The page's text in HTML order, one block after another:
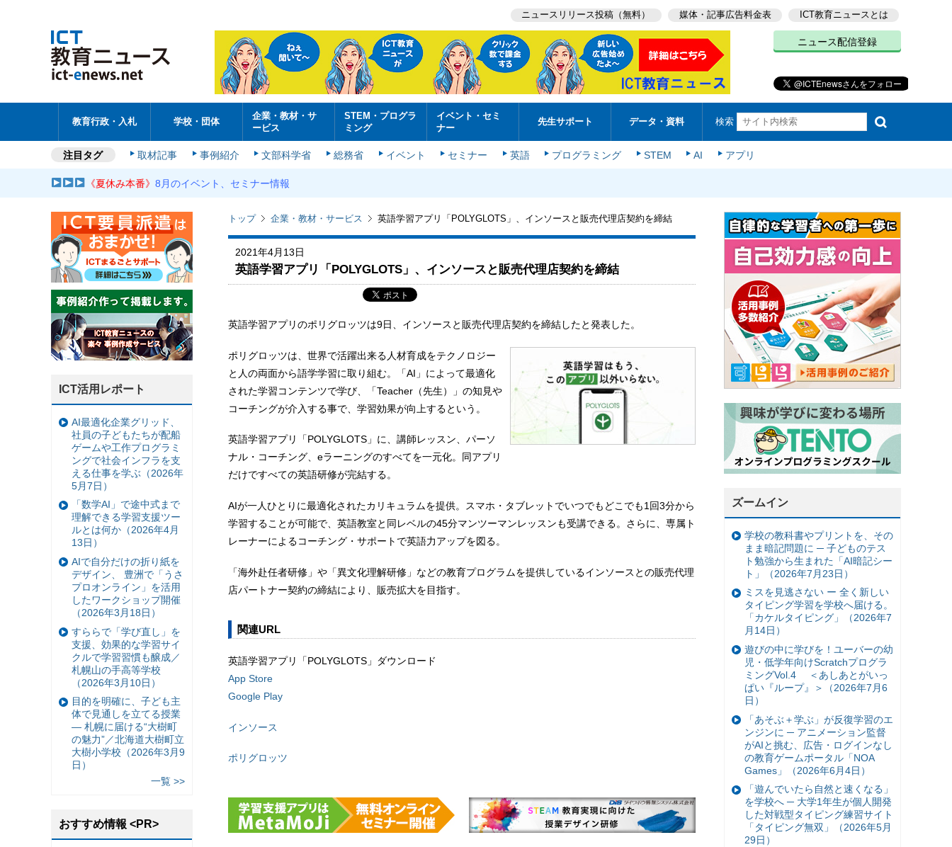
ニュースリリース投稿（無料） 媒体・記事広告料金表 ICT教育ニュースとは
ニュース配信登録
教育行政・入札 学校・団体
企業・教材・サ
ービス
STEM・プログラ
ミング
イベント・セミ
ナー
先生サポート データ・資料 検索
注目タグ 取材記事 事例紹介 文部科学省 総務省 イベント セミナー 英語 プログラミング STEM AI アプリ
《夏休み本番》8月のイベント、セミナー情報
トップ 企業・教材・サービス 英語学習アプリ「POLYGLOTS」、インソースと販売代理店契約を締結
2021年4月13日
英語学習アプリ「POLYGLOTS」、インソースと販売代理店契約を締結
英語学習アプリのポリグロッツは9日、インソースと販売代理店契約を締結したと発表した。
ポリグロッツは、世界で活躍出来る人材育成をテクノロジー
と人の両面から語学学習に取り組む。「AI」によって最適化
された学習コンテンツで学び、「Teacher（先生）」の知見や
コーチングが介入する事で、学習効果が向上するという。
英語学習アプリ「POLYGLOTS」に、講師レッスン、パーソ
ナル・コーチング、eラーニングのすべてを一元化。同アプリ
だけですべての英語研修が完結する。
AIが一人ひとりに最適化されたカリキュラムを提供。スマホ・タブレットでいつでもどこでも1回3分から
学習することが可能で、英語教室と同レベルの45分マンツーマンレッスンも受講できる。さらに、専属ト
レーナーによるコーチング・サポートで英語力アップを図る。
「海外赴任者研修」や「異文化理解研修」などの教育プログラムを提供しているインソースとの販売代理
店パートナー契約の締結により、販売拡大を目指す。
関連URL
英語学習アプリ「POLYGLOTS」ダウンロード
App Store
Google Play
インソース
ポリグロッツ
ズームイン
学校の教科書やプリントを、その
まま暗記問題に ─ 子どものテス
ト勉強から生まれた「AI暗記シー
ト」（2026年7月23日）
ミスを見逃さない ー 全く新しい
タイピング学習を学校へ届ける。
「カケルタイピング」（2026年7
月14日）
遊びの中に学びを！ユーバーの幼
児・低学年向けScratchプログラ
ミングVol.4 ＜あしあとがいっ
ぱい『ループ』＞（2026年7月6
日）
「あそぶ＋学ぶ」が反復学習のエ
ンジンに ─ アニメーション監督
がAIと挑む、広告・ログインなし
の教育ゲームポータル「NOA
Games」（2026年6月4日）
「遊んでいたら自然と速くなる」
を学校へ ─ 大学1年生が個人開発
した対戦型タイピング練習サイト
「タイピング無双」（2026年5月
29日）
ICT活用レポート
AI最適化企業グリッド、
社員の子どもたちが配船
ゲームや工作プログラミ
ングで社会インフラを支
える仕事を学ぶ（2026年
5月7日）
「数学AI」で途中式まで
理解できる学習支援ツー
ルとは何か（2026年4月
13日）
AIで自分だけの折り紙を
デザイン、 豊洲で「うさ
プロオンライン」を活用
したワークショップ開催
（2026年3月18日）
すららで「学び直し」を
支援、効果的な学習サイ
クルで学習習慣も醸成／
札幌山の手高等学校
（2026年3月10日）
目的を明確に、子ども主
体で見通しを立てる授業
— 札幌に届ける“大樹町
の魅力”／北海道大樹町立
大樹小学校（2026年3月9
日）
一覧 >>
おすすめ情報 <PR>